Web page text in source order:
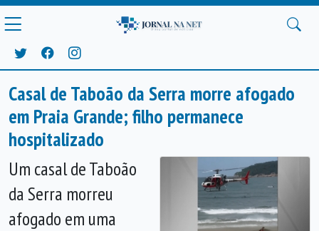
Casal de Taboão da Serra morre afogado
em Praia Grande; filho permanece
hospitalizado
Um casal de Taboão
da Serra morreu
afogado em uma